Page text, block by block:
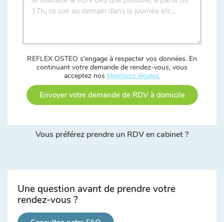
REFLEX OSTEO s'engage à respecter vos données. En
continuant votre demande de rendez-vous, vous
acceptez nos Mentions légales.
Envoyer votre demande de RDV à domicile
Vous préférez prendre un RDV en cabinet ?
Une question avant de prendre votre
rendez-vous ?